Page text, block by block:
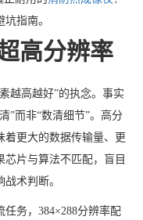
指南。
高分辨率
越高越好”的执念。事实
”而非“数清细节”。高分
着更大的数据传输量、更
片与算法不匹配，盲目
术判断。
务，384×288分辨率配